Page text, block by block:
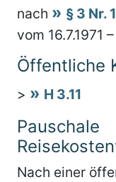
nach
§ 3 Nr.
vom 16.7.1971
Öffentliche
> H 3.11
Pauschale
Nach einer